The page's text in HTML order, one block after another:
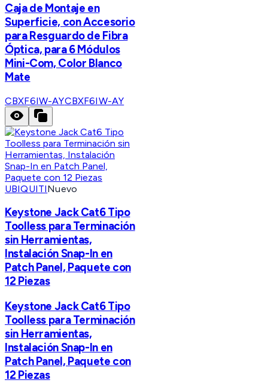
Caja de Montaje en
Superficie, con Accesorio
para Resguardo de Fibra
Óptica, para 6 Módulos
Mini-Com, Color Blanco
Mate
CBXF6IW-AYCBXF6IW-AY
UBIQUITINuevo
Keystone Jack Cat6 Tipo
Toolless para Terminación
sin Herramientas,
Instalación Snap-In en
Patch Panel, Paquete con
12 Piezas
Keystone Jack Cat6 Tipo
Toolless para Terminación
sin Herramientas,
Instalación Snap-In en
Patch Panel, Paquete con
12 Piezas